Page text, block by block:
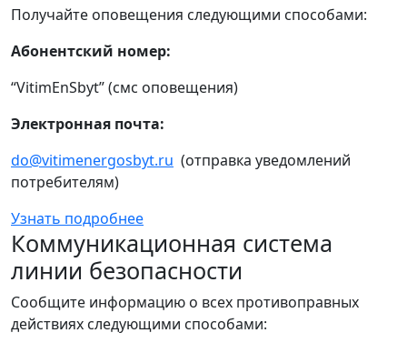
Получайте оповещения следующими способами:
Абонентский номер:
“VitimEnSbyt” (смс оповещения)
Электронная почта:
do@vitimenergosbyt.ru (отправка уведомлений
потребителям)
Узнать подробнее
Коммуникационная система
линии безопасности
Сообщите информацию о всех противоправных
действиях следующими способами: